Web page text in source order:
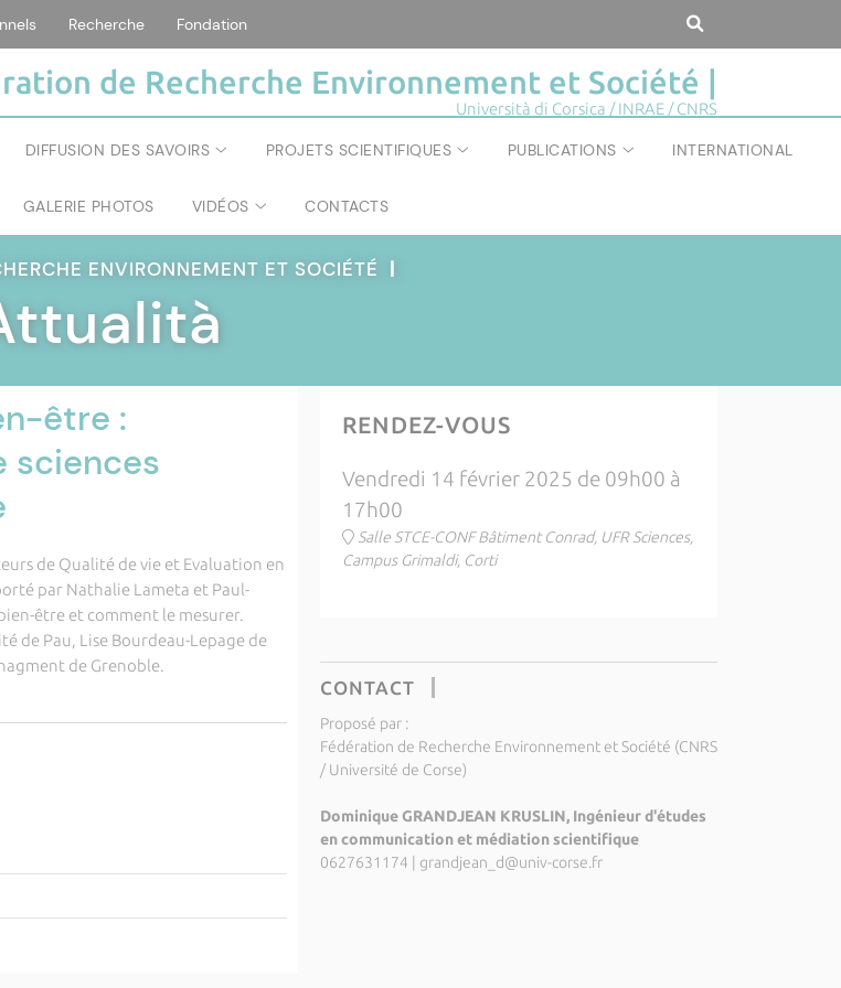
Recherche Fondation
de Recherche Environnement et Société |
Università di Corsica / INRAE / CNRS
DIFFUSION DES SAVOIRS PROJETS SCIENTIFIQUES PUBLICATIONS INTERNATIONAL
GALERIE PHOTOS VIDÉOS CONTACTS
ENVIRONNEMENT ET SOCIÉTÉ |
être :
sciences
de Qualité de vie et Evaluation en
par Nathalie Lameta et Paul-
être et comment le mesurer.
de Pau, Lise Bourdeau-Lepage de
de Grenoble.
RENDEZ-VOUS
Vendredi 14 février 2025 de 09h00 à
17h00
Salle STCE-CONF Bâtiment Conrad, UFR Sciences,
Campus Grimaldi, Corti
CONTACT
Proposé par :
Fédération de Recherche Environnement et Société (CNRS
/ Université de Corse)
Dominique GRANDJEAN KRUSLIN, Ingénieur d'études
en communication et médiation scientifique
0627631174
grandjean_d@univ-corse.fr